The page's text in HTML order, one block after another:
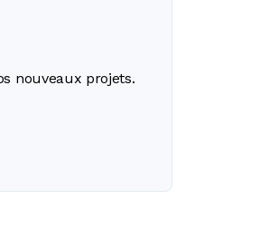
nouveaux projets.